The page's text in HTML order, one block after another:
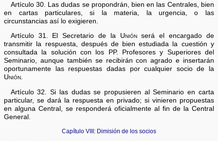
Artículo 30. Las dudas se propondrán, bien en las Centrales, bien
en cartas particulares, si la materia, la urgencia, o las
circunstancias así lo exigieren.
Artículo 31. El Secretario de la Uniónserá el encargado de
transmitir la respuesta, después de bien estudiada la cuestión y
consultada la solución con los PP. Profesores y Superiores del
Seminario, aunque también se recibirán con agrado e insertarán
oportunamente las respuestas dadas por cualquier socio de la
Unión.
Artículo 32. Si las dudas se propusieren al Seminario en carta
particular, se dará la respuesta en privado; si vinieren propuestas
en alguna Central, se responderá oficialmente al fin de la Central
General.
Capítulo VIII: Dimisión de los socios